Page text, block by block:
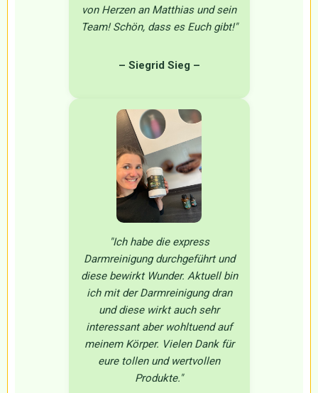
von Herzen an Matthias und sein
Team! Schön, dass es Euch gibt!"
– Siegrid Sieg –
"Ich habe die express
Darmreinigung durchgeführt und
diese bewirkt Wunder. Aktuell bin
ich mit der Darmreinigung dran
und diese wirkt auch sehr
interessant aber wohltuend auf
meinem Körper. Vielen Dank für
eure tollen und wertvollen
Produkte."